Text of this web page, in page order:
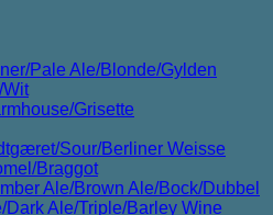
Pale Ale/Blonde/Gylden
Grisette
Sour/Berliner Weisse
Braggot
Ale/Brown Ale/Bock/Dubbel
Dark Ale/Triple/Barley Wine